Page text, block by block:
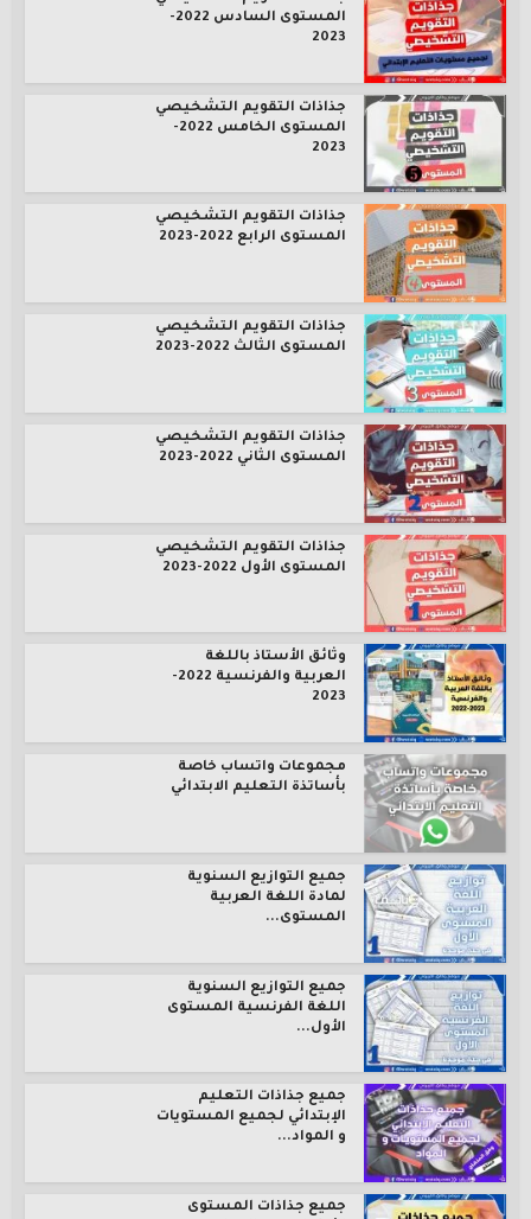
المستوى السادس 2022-
2023
جذاذات التقويم التشخيصي
المستوى الخامس 2022-
2023
جذاذات التقويم التشخيصي
المستوى الرابع 2022-2023
جذاذات التقويم التشخيصي
المستوى الثالث 2022-2023
جذاذات التقويم التشخيصي
المستوى الثاني 2022-2023
جذاذات التقويم التشخيصي
المستوى الأول 2022-2023
وثائق الأستاذ باللغة
العربية والفرنسية 2022-
2023
مجموعات واتساب خاصة
بأساتذة التعليم الابتدائي
جميع التوازيع السنوية
لمادة اللغة العربية
المستوى...
جميع التوازيع السنوية
اللغة الفرنسية المستوى
الأول...
جميع جذاذات التعليم
الإبتدائي لجميع المستويات
و المواد...
جميع جذاذات المستوى